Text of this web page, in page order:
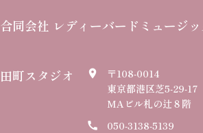
合同会社 レディーバードミュージ
田町スタジオ place
〒108-0014
東京都港区芝5-29-17
MAビル札の辻８階
call 050-3138-5139